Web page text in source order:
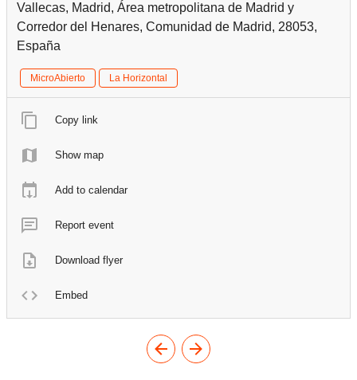
Vallecas, Madrid, Área metropolitana de Madrid y
Corredor del Henares, Comunidad de Madrid, 28053,
España
MicroAbierto La Horizontal
Copy link
Show map
Add to calendar
Report event
Download flyer
Embed